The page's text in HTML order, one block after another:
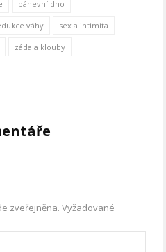
pánevní dno
váhy sex a intimita
záda a klouby
zveřejněna. Vyžadované